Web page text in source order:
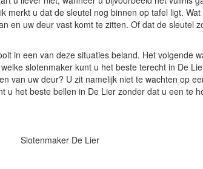
merkt u dat de sleutel nog binnen op tafel ligt.
en uw deur vast komt te zitten. Of dat de sleutel
in een van deze situaties beland. Het volgende
slotenmaker kunt u het beste terecht in De
van uw deur? U zit namelijk niet te wachten op
u het beste bellen in De Lier zonder dat u een te